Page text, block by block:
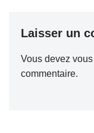
Laisser un
Vous devez
commentaire.